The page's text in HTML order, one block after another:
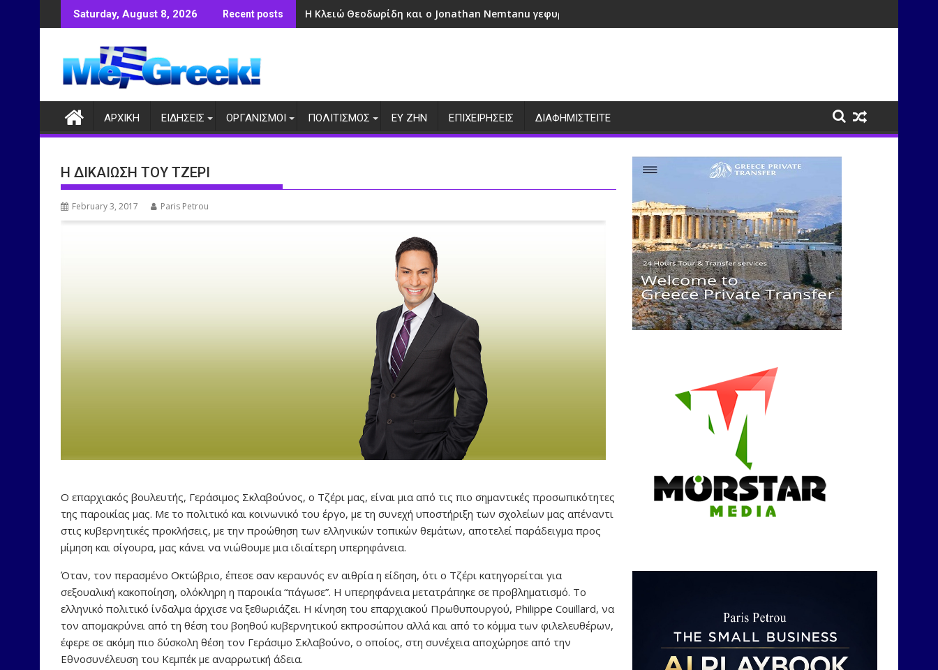
to
Saturday, August 8, 2026 Recent posts Η Κλειώ Θεοδωρίδη και ο Jonathan Nemtanu γεφυρώνουν πολιτισμούς μέσα από τη μουσική
ΑΡΧΙΚΗ ΕΙΔΗΣΕΙΣ ΟΡΓΑΝΙΣΜΟΙ ΠΟΛΙΤΙΣΜΟΣ ΕΥ ΖΗΝ ΕΠΙΧΕΙΡΗΣΕΙΣ ΔΙΑΦΗΜΙΣΤΕΙΤΕ
Η ΔΙΚΑΙΩΣΗ ΤΟΥ ΤΖΕΡΙ
February 3, 2017 Paris Petrou
Ο επαρχιακός βουλευτής, Γεράσιμος Σκλαβούνος, o Τζέρι μας, είναι μια από τις πιο σημαντικές προσωπικότητες
της παροικίας μας. Με το πολιτικό και κοινωνικό του έργο, με τη συνεχή υποστήριξη των σχολείων μας απέναντι
στις κυβερνητικές προκλήσεις, με την προώθηση των ελληνικών τοπικών θεμάτων, αποτελεί παράδειγμα προς
μίμηση και σίγουρα, μας κάνει να νιώθουμε μια ιδιαίτερη υπερηφάνεια.
Όταν, τον περασμένο Οκτώβριο, έπεσε σαν κεραυνός εν αιθρία η είδηση, ότι ο Τζέρι κατηγορείται για
σεξουαλική κακοποίηση, ολόκληρη η παροικία “πάγωσε”. Η υπερηφάνεια μετατράπηκε σε προβληματισμό. Το
ελληνικό πολιτικό ίνδαλμα άρχισε να ξεθωριάζει. Η κίνηση του επαρχιακού Πρωθυπουργού, Philippe Couillard, να
τον απομακρύνει από τη θέση του βοηθού κυβερνητικού εκπροσώπου αλλά και από το κόμμα των φιλελευθέρων,
έφερε σε ακόμη πιο δύσκολη θέση τον Γεράσιμο Σκλαβούνο, ο οποίος, στη συνέχεια αποχώρησε από την
Εθνοσυνέλευση του Κεμπέκ με αναρρωτική άδεια.